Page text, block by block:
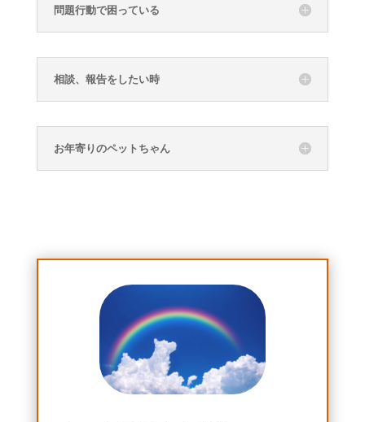
問題行動で困っている
相談、報告をしたい時
お年寄りのペットちゃん